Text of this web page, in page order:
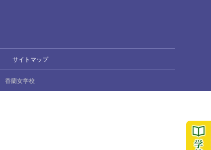
サイトマップ
香蘭女学校